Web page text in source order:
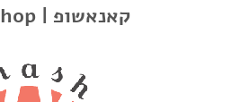
CannaShop | קאנאשופ
ותפיסת אפר כדי לשמור על שאיפות
כיס ומושלמת לשימוש דיסקרטי, תוך